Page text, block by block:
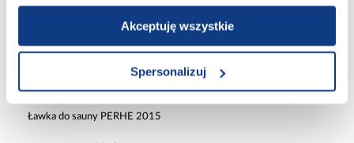
Akceptuję wszystkie
Spersonalizuj
Ławka do sauny PERHE 2015